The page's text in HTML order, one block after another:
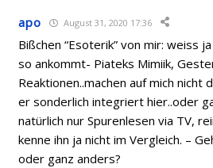
apo August 31, 2020 17:36
Bißchen “Esoterik” von mir: weiss
so ankommt- Piateks Mimiik,
Reaktionen..machen auf mich nicht
er sonderlich integriert hier..oder
natürlich nur Spurenlesen via TV,
kenne ihn ja nicht im Vergleich. –
oder ganz anders?